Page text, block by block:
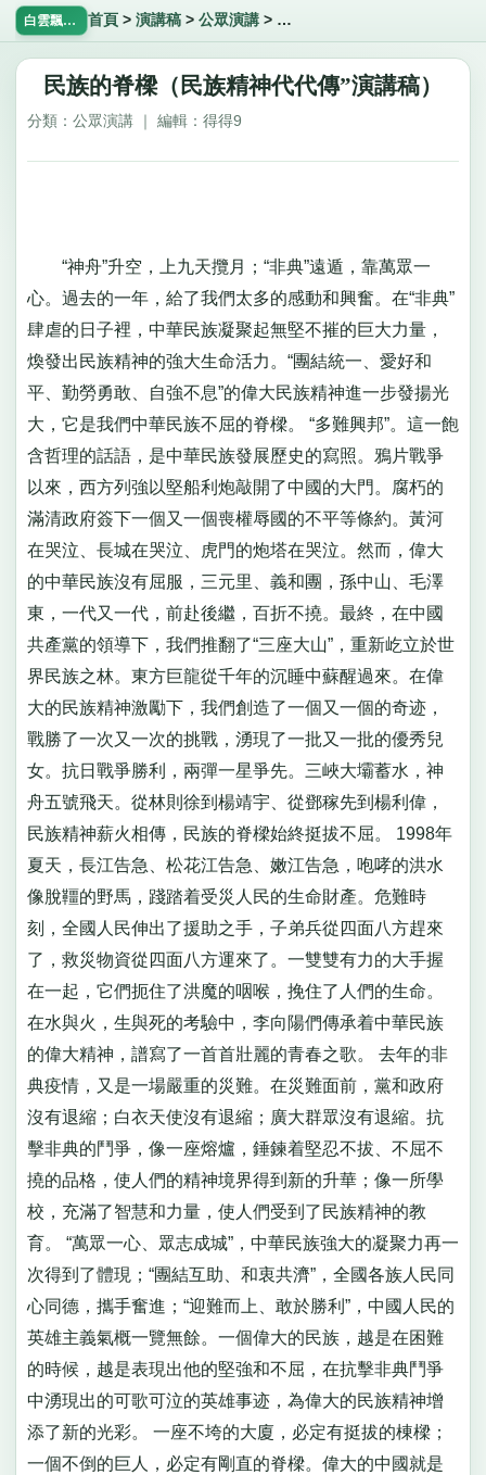
白雲飄飄網 首頁 >演講稿 >公眾演講 > 民族的脊樑（民族精神代代傳”
民族的脊樑（民族精神代代傳”演講稿）
分類：公眾演講 ｜ 編輯：得得9
“神舟”升空，上九天攬月；“非典”遠遁，靠萬眾一
心。過去的一年，給了我們太多的感動和興奮。在“非典”
肆虐的日子裡，中華民族凝聚起無堅不摧的巨大力量，
煥發出民族精神的強大生命活力。“團結統一、愛好和
平、勤勞勇敢、自強不息”的偉大民族精神進一步發揚光
大，它是我們中華民族不屈的脊樑。 “多難興邦”。這一飽
含哲理的話語，是中華民族發展歷史的寫照。鴉片戰爭
以來，西方列強以堅船利炮敲開了中國的大門。腐朽的
滿清政府簽下一個又一個喪權辱國的不平等條約。黃河
在哭泣、長城在哭泣、虎門的炮塔在哭泣。然而，偉大
的中華民族沒有屈服，三元里、義和團，孫中山、毛澤
東，一代又一代，前赴後繼，百折不撓。最終，在中國
共產黨的領導下，我們推翻了“三座大山”，重新屹立於世
界民族之林。東方巨龍從千年的沉睡中蘇醒過來。在偉
大的民族精神激勵下，我們創造了一個又一個的奇迹，
戰勝了一次又一次的挑戰，湧現了一批又一批的優秀兒
女。抗日戰爭勝利，兩彈一星爭先。三峽大壩蓄水，神
舟五號飛天。從林則徐到楊靖宇、從鄧稼先到楊利偉，
民族精神薪火相傳，民族的脊樑始終挺拔不屈。 1998年
夏天，長江告急、松花江告急、嫩江告急，咆哮的洪水
像脫韁的野馬，踐踏着受災人民的生命財產。危難時
刻，全國人民伸出了援助之手，子弟兵從四面八方趕來
了，救災物資從四面八方運來了。一雙雙有力的大手握
在一起，它們扼住了洪魔的咽喉，挽住了人們的生命。
在水與火，生與死的考驗中，李向陽們傳承着中華民族
的偉大精神，譜寫了一首首壯麗的青春之歌。 去年的非
典疫情，又是一場嚴重的災難。在災難面前，黨和政府
沒有退縮；白衣天使沒有退縮；廣大群眾沒有退縮。抗
擊非典的鬥爭，像一座熔爐，錘鍊着堅忍不拔、不屈不
撓的品格，使人們的精神境界得到新的升華；像一所學
校，充滿了智慧和力量，使人們受到了民族精神的教
育。 “萬眾一心、眾志成城”，中華民族強大的凝聚力再一
次得到了體現；“團結互助、和衷共濟”，全國各族人民同
心同德，攜手奮進；“迎難而上、敢於勝利”，中國人民的
英雄主義氣概一覽無餘。一個偉大的民族，越是在困難
的時候，越是表現出他的堅強和不屈，在抗擊非典鬥爭
中湧現出的可歌可泣的英雄事迹，為偉大的民族精神增
添了新的光彩。 一座不垮的大廈，必定有挺拔的棟樑；
一個不倒的巨人，必定有剛直的脊樑。偉大的中國就是